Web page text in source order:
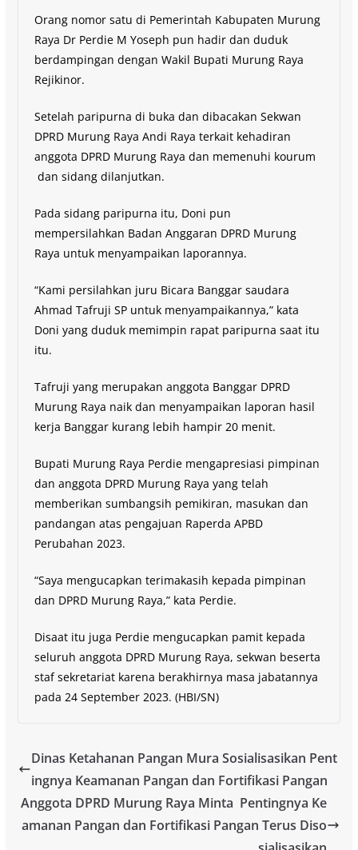
Orang nomor satu di Pemerintah Kabupaten Murung
Raya Dr Perdie M Yoseph pun hadir dan duduk
berdampingan dengan Wakil Bupati Murung Raya
Rejikinor.
Setelah paripurna di buka dan dibacakan Sekwan
DPRD Murung Raya Andi Raya terkait kehadiran
anggota DPRD Murung Raya dan memenuhi kourum
dan sidang dilanjutkan.
Pada sidang paripurna itu, Doni pun
mempersilahkan Badan Anggaran DPRD Murung
Raya untuk menyampaikan laporannya.
“Kami persilahkan juru Bicara Banggar saudara
Ahmad Tafruji SP untuk menyampaikannya,” kata
Doni yang duduk memimpin rapat paripurna saat itu
itu.
Tafruji yang merupakan anggota Banggar DPRD
Murung Raya naik dan menyampaikan laporan hasil
kerja Banggar kurang lebih hampir 20 menit.
Bupati Murung Raya Perdie mengapresiasi pimpinan
dan anggota DPRD Murung Raya yang telah
memberikan sumbangsih pemikiran, masukan dan
pandangan atas pengajuan Raperda APBD
Perubahan 2023.
“Saya mengucapkan terimakasih kepada pimpinan
dan DPRD Murung Raya,” kata Perdie.
Disaat itu juga Perdie mengucapkan pamit kepada
seluruh anggota DPRD Murung Raya, sekwan beserta
staf sekretariat karena berakhirnya masa jabatannya
pada 24 September 2023. (HBI/SN)
Dinas Ketahanan Pangan Mura Sosialisasikan Pent
ingnya Keamanan Pangan dan Fortifikasi Pangan
Anggota DPRD Murung Raya Minta Pentingnya Ke
amanan Pangan dan Fortifikasi Pangan Terus Diso